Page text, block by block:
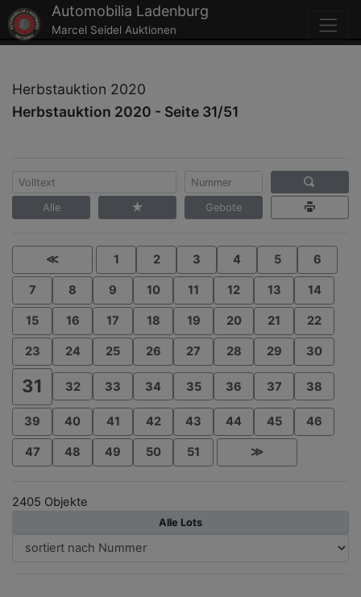
Automobilia Ladenburg
Marcel Seidel Auktionen
Herbstauktion 2020
Herbstauktion 2020 - Seite 31/51
Alle Gebote
≪ 1 2 3 4 5 6
7 8 9 10 11 12 13 14
15 16 17 18 19 20 21 22
23 24 25 26 27 28 29 30
31 32 33 34 35 36 37 38
39 40 41 42 43 44 45 46
47 48 49 50 51 ≫
2405 Objekte
Alle Lots